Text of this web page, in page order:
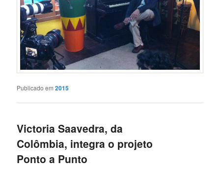
Publicado em 2015
Victoria Saavedra, da
Colômbia, integra o projeto
Ponto a Punto